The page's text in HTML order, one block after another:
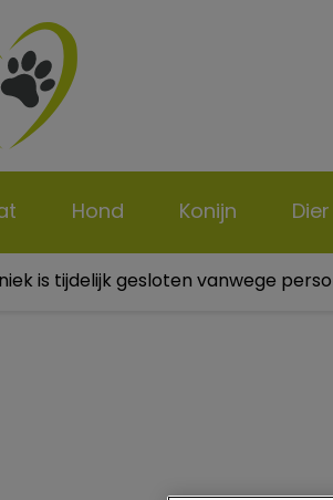
Hond Konijn
is tijdelijk gesloten vanwege